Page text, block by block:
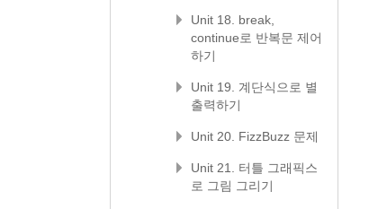
Unit 18. break,
continue로 반복문 제어
하기
Unit 19. 계단식으로 별
출력하기
Unit 20. FizzBuzz 문제
Unit 21. 터틀 그래픽스
로 그림 그리기